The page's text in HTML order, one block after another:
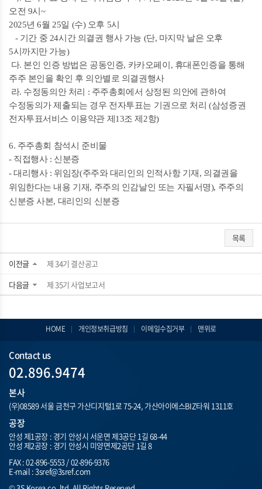
오전 9시~
2025년 6월 25일 (수) 오후 5시
- 기간 중 24시간 의결권 행사 가능 (단, 마지막 날은 오후
5시까지만 가능)
다. 본인 인증 방법은 공동인증, 카카오페이, 휴대폰인증을 통해
주주 본인을 확인 후 의안별로 의결권행사
라. 수정동의안 처리 : 주주총회에서 상정된 의안에 관하여
수정동의가 제출되는 경우 전자투표는 기권으로 처리 (삼성증권
전자투표서비스 이용약관 제13조 제2항)
6. 주주총회 참석시 준비물
- 직접행사 : 신분증
- 대리행사 : 위임장(주주와 대리인의 인적사항 기재, 의결권을
위임한다는 내용 기재, 주주의 인감날인 또는 자필서명), 주주의
신분증 사본, 대리인의 신분증
목록
이전글
제 34기 결산공고
다음글
제 35기 사업보고서
HOME 개인정보취급방침 이메일수집거부 맨위로
Contact us
02.896.9474
본사
(우)08589 서울 금천구 가산디지털1로 75-24, 가산아이에스BIZ타워 1311호
공장
안성 제1공장 : 경기 안성시 서운면 제3공단 1길 68-44
안성 제2공장 : 경기 안성시 미양면제2공단 1길 8
FAX : 02-896-5553 / 02-896-9376
E-mail : 3sref@3sref.com